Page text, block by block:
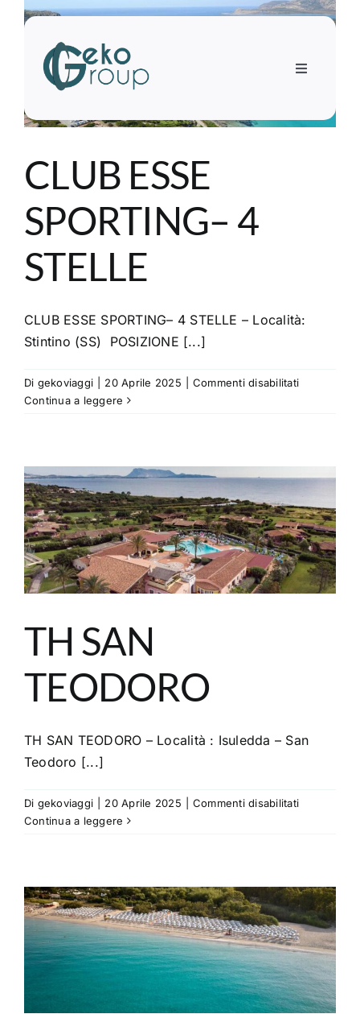
Salta
contenuto
Toggle
Home
Mondo scuola
Mondo adulti
INPSieme
Incoming
Dove siamo
CLUB ESSE
SPORTING– 4
STELLE
CLUB ESSE SPORTING– 4 STELLE – Località:
Stintino (SS) POSIZIONE [...]
Di gekoviaggi 20 Aprile 2025 Commenti disabilitatisu
STELLE
Continua a leggere
TH SAN
TEODORO
TH SAN TEODORO – Località : Isuledda – San
Teodoro [...]
Di gekoviaggi 20 Aprile 2025 Commenti disabilitatisu
Continua a leggere